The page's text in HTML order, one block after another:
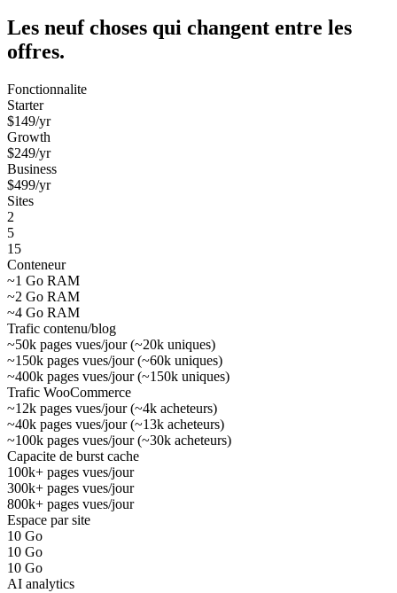
Les neuf choses qui changent entre les
offres.
Fonctionnalite
Starter
$149/yr
Growth
$249/yr
Business
$499/yr
Sites
2
5
15
Conteneur
~1 Go RAM
~2 Go RAM
~4 Go RAM
Trafic contenu/blog
~50k pages vues/jour (~20k uniques)
~150k pages vues/jour (~60k uniques)
~400k pages vues/jour (~150k uniques)
Trafic WooCommerce
~12k pages vues/jour (~4k acheteurs)
~40k pages vues/jour (~13k acheteurs)
~100k pages vues/jour (~30k acheteurs)
Capacite de burst cache
100k+ pages vues/jour
300k+ pages vues/jour
800k+ pages vues/jour
Espace par site
10 Go
10 Go
10 Go
AI analytics